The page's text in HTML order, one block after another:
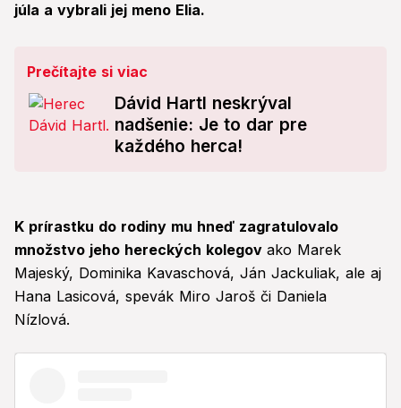
júla a vybrali jej meno Elia.
Prečítajte si viac
Dávid Hartl neskrýval
nadšenie: Je to dar pre
každého herca!
K prírastku do rodiny mu hneď zagratulovalo
množstvo jeho hereckých kolegov ako Marek
Majeský, Dominika Kavaschová, Ján Jackuliak, ale aj
Hana Lasicová, spevák Miro Jaroš či Daniela
Nízlová.